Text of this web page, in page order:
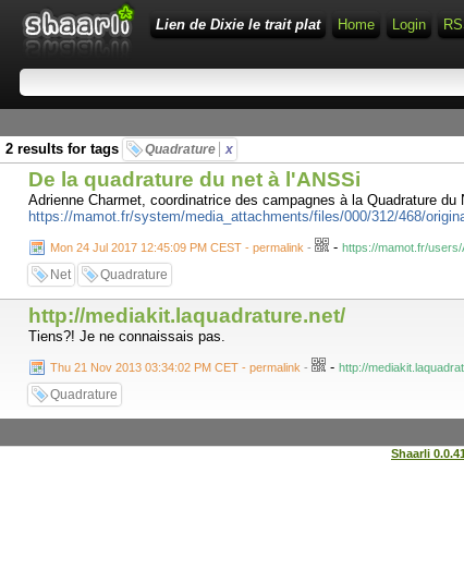
Lien de Dixie le trait plat Home Login
2 results for tags
Quadrature x
De la quadrature du net à l'ANSSi
Adrienne Charmet, coordinatrice des campagnes à la Quadrature
https://mamot.fr/system/media_attachments/files/000/312/468/
Mon 24 Jul 2017 12:45:09 PM CEST - permalink - - https://mamot.fr/
Net Quadrature
http://mediakit.laquadrature.net/
Tiens?! Je ne connaissais pas.
Thu 21 Nov 2013 03:34:02 PM CET - permalink - - http://
Quadrature
Shaarli